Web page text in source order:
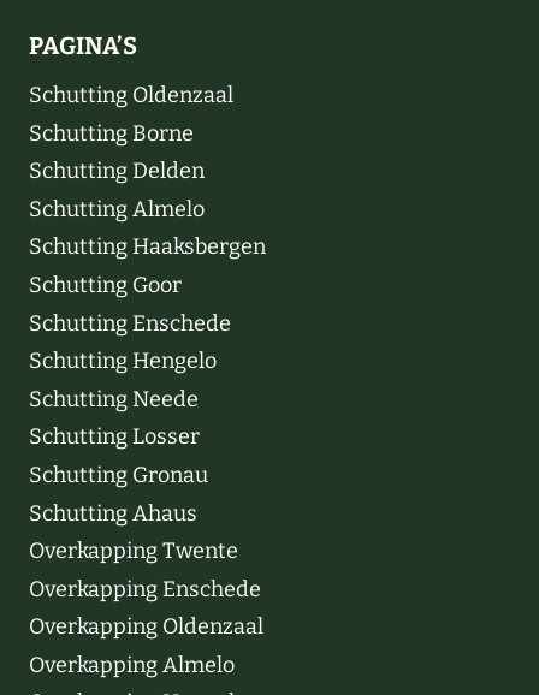
PAGINA’S
Schutting Oldenzaal
Schutting Borne
Schutting Delden
Schutting Almelo
Schutting Haaksbergen
Schutting Goor
Schutting Enschede
Schutting Hengelo
Schutting Neede
Schutting Losser
Schutting Gronau
Schutting Ahaus
Overkapping Twente
Overkapping Enschede
Overkapping Oldenzaal
Overkapping Almelo